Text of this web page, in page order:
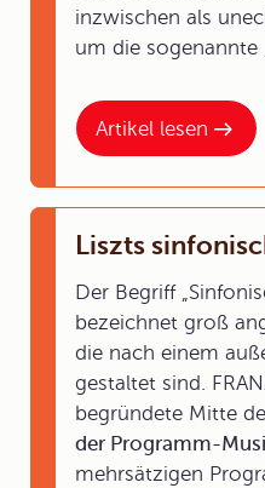
Artikel lesen
inzwischen als
um die sogenannte
Liszts
Der Begriff
bezeichnet groß
die nach einem
gestaltet sind.
begründete Mitte
der Programm-
mehrsätzigen